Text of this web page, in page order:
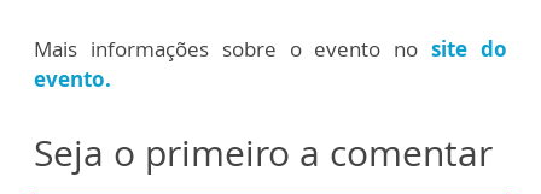
Mais informações sobre o evento nosite do
evento.
Seja o primeiro a comentar